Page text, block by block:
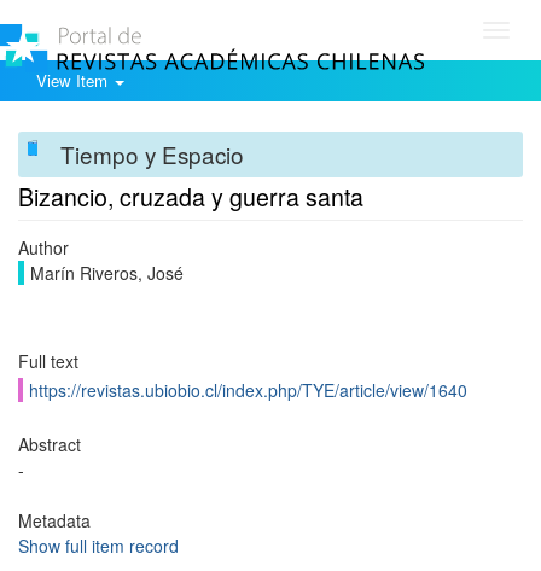
View Item
Tiempo y Espacio
Bizancio, cruzada y guerra santa
Author
Marín Riveros, José
Full text
https://revistas.ubiobio.cl/index.php/TYE/article/view/1640
Abstract
-
Metadata
Show full item record